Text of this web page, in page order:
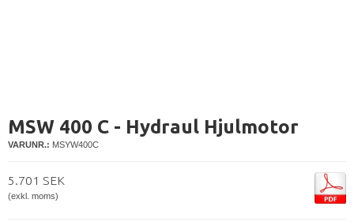
MSW 400 C - Hydraul Hjulmotor
VARUNR.: MSYW400C
5.701 SEK
(exkl. moms)